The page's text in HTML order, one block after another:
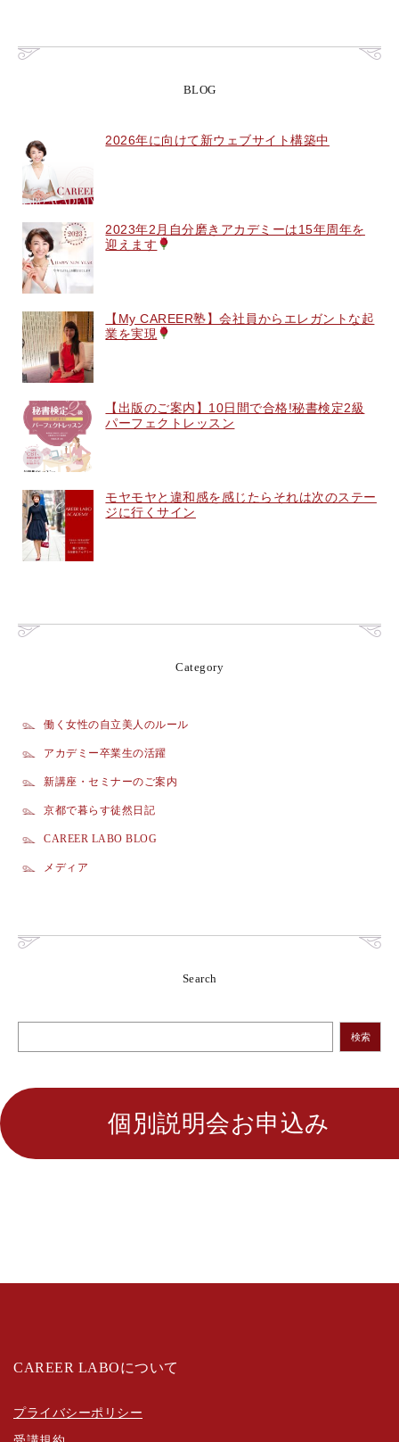
BLOG
2026年に向けて新ウェブサイト構築中
2023年2月自分磨きアカデミーは15年周年を
迎えます
【My CAREER塾】会社員からエレガントな起
業を実現
【出版のご案内】10日間で合格!秘書検定2級
パーフェクトレッスン
モヤモヤと違和感を感じたらそれは次のステー
ジに行くサイン
Category
働く女性の自立美人のルール
アカデミー卒業生の活躍
新講座・セミナーのご案内
京都で暮らす徒然日記
CAREER LABO BLOG
メディア
Search
検索
個別説明会お申込み
CAREER LABOについて
プライバシーポリシー